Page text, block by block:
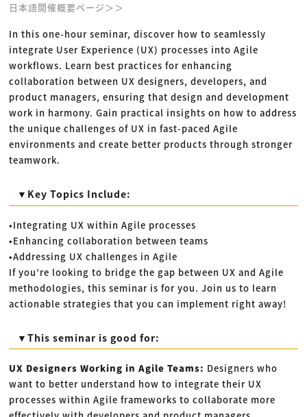
日本語開催概要ページ＞＞
In this one-hour seminar, discover how to seamlessly
integrate User Experience (UX) processes into Agile
workflows. Learn best practices for enhancing
collaboration between UX designers, developers, and
product managers, ensuring that design and development
work in harmony. Gain practical insights on how to address
the unique challenges of UX in fast-paced Agile
environments and create better products through stronger
teamwork.
▼Key Topics Include:
•Integrating UX within Agile processes
•Enhancing collaboration between teams
•Addressing UX challenges in Agile
If you’re looking to bridge the gap between UX and Agile
methodologies, this seminar is for you. Join us to learn
actionable strategies that you can implement right away!
▼This seminar is good for:
UX Designers Working in Agile Teams: Designers who
want to better understand how to integrate their UX
processes within Agile frameworks to collaborate more